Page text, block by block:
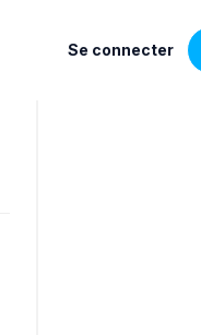
Se connecter